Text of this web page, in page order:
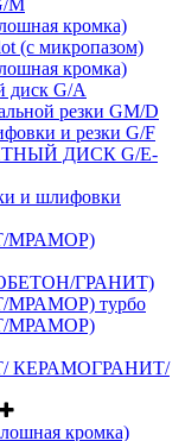
кромка)
(с микропазом)
кромка)
диск G/A
резки GM/D
и резки G/F
ДИСК G/E-
и шлифовки
МРАМОР)
ГРАНИТ)
МРАМОР) турбо
МРАМОР)
КЕРАМОГРАНИТ/
кромка)